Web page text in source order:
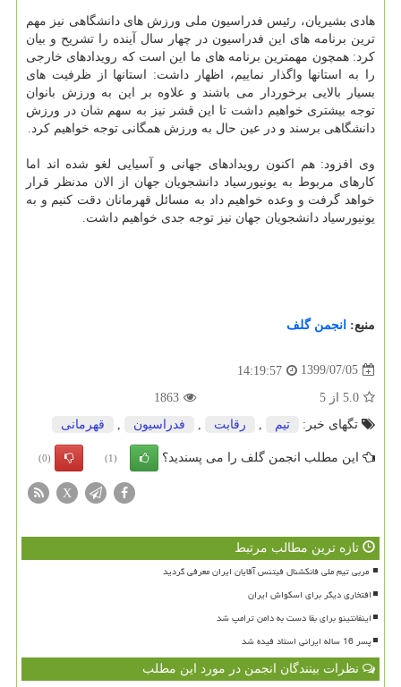
هادی بشیریان، رئیس فدراسیون ملی ورزش های دانشگاهی نیز مهم
ترین برنامه های این فدراسیون در چهار سال آینده را تشریح و بیان
کرد: همچون مهمترین برنامه های ما این است که رویدادهای خارجی
را به استانها واگذار نماییم، اظهار داشت: استانها از ظرفیت های
بسیار بالایی برخوردار می باشند و علاوه بر این به ورزش بانوان
توجه بیشتری خواهیم داشت تا این قشر نیز به سهم شان در ورزش
دانشگاهی برسند و در عین حال به ورزش همگانی توجه خواهیم کرد.
وی افزود: هم اکنون رویدادهای جهانی و آسیایی لغو شده اند اما
کارهای مربوط به یونیورسیاد دانشجویان جهان از الان مدنظر قرار
خواهد گرفت و وعده خواهیم داد به مسائل قهرمانان دقت کنیم و به
یونیورسیاد دانشجویان جهان نیز توجه جدی خواهیم داشت.
منبع: انجمن گلف
1399/07/05
14:19:57
5.0 از 5
1863
تگهای خبر:
تیم رقابت فدراسیون قهرمانی
این مطلب انجمن گلف را می پسندید؟ (1)
(0)
X
تازه ترین مطالب مرتبط
افتخاری دیگر برای اسکواش ایران
اینفانتینو برای بقا دست به دامن ترامپ شد
پسر 16 ساله ایرانی استاد فیده شد
نظرات بینندگان انجمن در مورد این مطلب